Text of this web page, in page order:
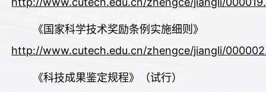
《国家科学技术奖励条例实施细则》
http://www.cutech.edu.cn/zhengce/jiangli/
《科技成果鉴定规程》（试行）